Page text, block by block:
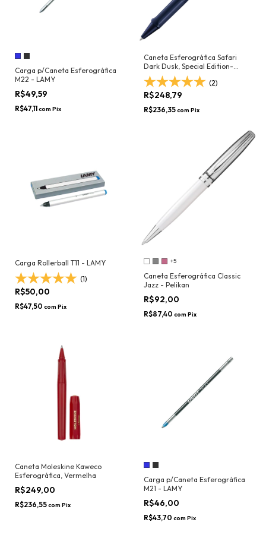
Carga p/Caneta Esferográfica
M22 - LAMY
R$49,59
R$47,11com Pix
Caneta Esferográfica Safari
Dark Dusk, Special Edition-
LAMY
(2)
R$248,79
R$236,35com Pix
Carga Rollerball T11 - LAMY
(1)
R$50,00
R$47,50 com Pix
+5
Caneta Esferográfica Classic
Jazz - Pelikan
R$92,00
R$87,40 com Pix
Caneta Moleskine Kaweco
Esferográfica, Vermelha
R$249,00
R$236,55com Pix
Carga p/Caneta Esferográfica
M21 - LAMY
R$46,00
R$43,70 com Pix